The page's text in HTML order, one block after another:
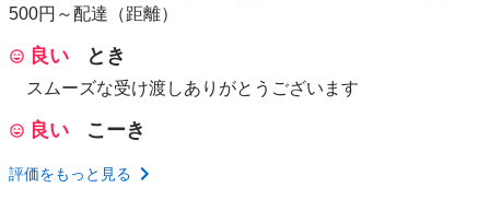
500円～配達（距離）
良い とき
スムーズな受け渡しありがとうございます
良い こーき
評価をもっと見る